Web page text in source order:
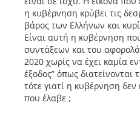
η κυβέρνηση κρύβει τις
βάρος των Ελλήνων και
Είναι αυτή η κυβέρνηση
συντάξεων και του
2020 χωρίς να έχει καμία
έξοδος” όπως διατείνονται
τότε γιατί η κυβέρνηση δεν
που έλαβε ;